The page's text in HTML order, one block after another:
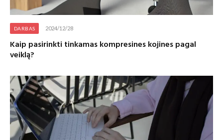
DARBAS 2024/12/28
Kaip pasirinkti tinkamas kompresines kojines pagal
veiklą?